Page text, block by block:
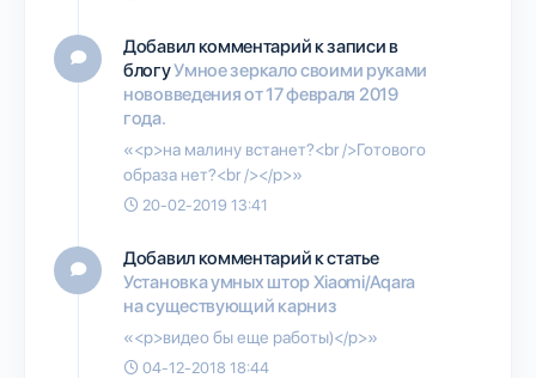
Добавил комментарий к записи в
блогуУмное зеркало своими руками
нововведения от 17 февраля 2019
года.
«<p>на малину встанет?<br />Готового
образа нет?<br /></p>»
20-02-2019 13:41
Добавил комментарий к статье
Установка умных штор Xiaomi/Aqara
на существующий карниз
«<p>видео бы еще работы)</p>»
04-12-2018 18:44